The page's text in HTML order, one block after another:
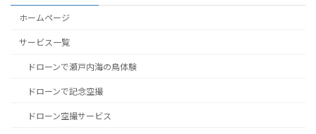
ホームページ
サービス一覧
ドローンで瀬戸内海の鳥体験
ドローンで記念空撮
ドローン空撮サービス